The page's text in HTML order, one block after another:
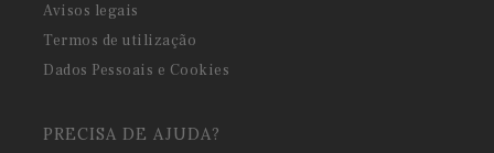
Avisos legais
Termos de utilização
Dados Pessoais e Cookies
PRECISA DE AJUDA?